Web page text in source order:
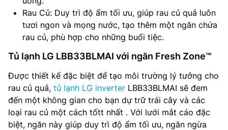
Rau Củ: Duy trì độ ẩm tối ưu, giúp rau củ quả luôn
tươi ngon và mọng nước, tạo thêm một ngăn chứa
rau củ, phù hợp cho những buổi tiệc.
Tủ lạnh LG LBB33BLMAI với ngăn Fresh Zone™
Được thiết kế đặc biệt để tạo môi trường lý tưởng cho
rau củ quả, tủ lạnh LG inverter LBB33BLMAI sẽ đem
đến một không gian cho bạn dự trữ trái cây và các
loại rau củ một cách tốtt nhất . Với lưới mắt cáo đặc
biệt, ngăn này giúp duy trì độ ẩm tối ưu, ngăn ngừa